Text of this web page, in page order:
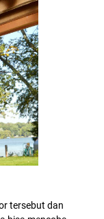
tersebut dan